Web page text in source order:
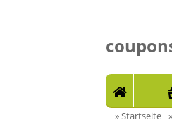
»Startseite »